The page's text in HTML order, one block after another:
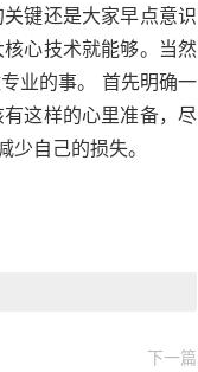
键还是大家早点意识
心技术就能够。当然
业的事。 首先明确一
这样的心里准备，尽
自己的损失。
下一篇